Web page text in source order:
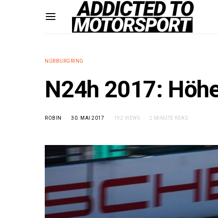
NÜRBURGRING
N24h 2017:
ROBIN 30. MAI 2017 192 VIEWS 2 MINUTE READ